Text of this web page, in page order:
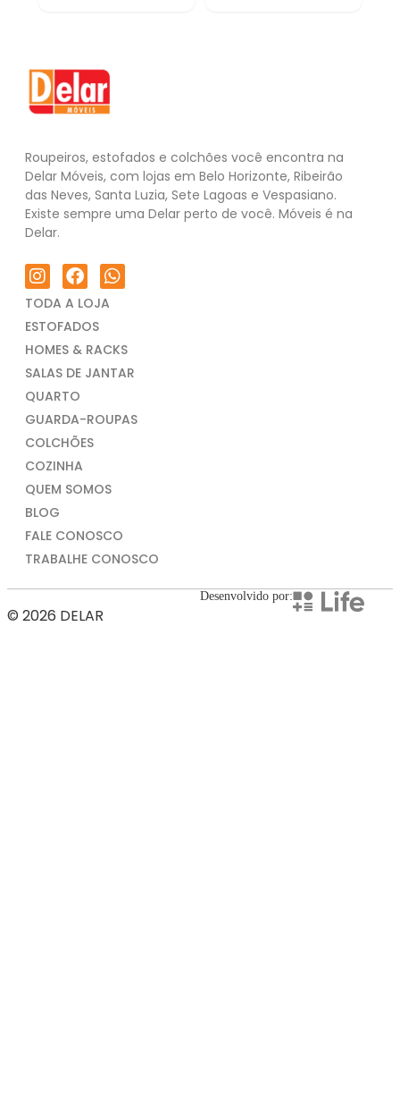
Roupeiros, estofados e colchões você encontra na
Delar Móveis, com lojas em Belo Horizonte, Ribeirão
das Neves, Santa Luzia, Sete Lagoas e Vespasiano.
Existe sempre uma Delar perto de você. Móveis é na
Delar.
TODA A LOJA
ESTOFADOS
HOMES & RACKS
SALAS DE JANTAR
QUARTO
GUARDA-ROUPAS
COLCHÕES
COZINHA
QUEM SOMOS
BLOG
FALE CONOSCO
TRABALHE CONOSCO
© 2026 DELAR
Desenvolvido por: